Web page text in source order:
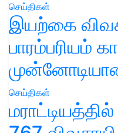
செய்திகள்
இயற்கை
பாரம்பரியம்
செய்திகள்